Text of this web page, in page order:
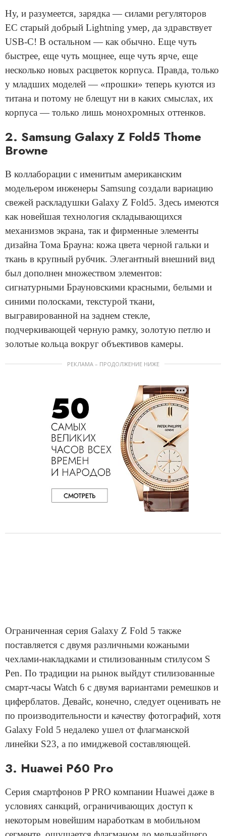
Ну, и разумеется, зарядка — силами регуляторов
ЕС старый добрый Lightning умер, да здравствует
USB-C! В остальном — как обычно. Еще чуть
быстрее, еще чуть мощнее, еще чуть ярче, еще
несколько новых расцветок корпуса. Правда, только
у младших моделей — «прошки» теперь куются из
титана и потому не блещут ни в каких смыслах, их
корпуса — только лишь монохромных оттенков.
2. Samsung Galaxy Z Fold5 Thome
Browne
В коллаборации с именитым американским
модельером инженеры Samsung создали вариацию
свежей раскладушки Galaxy Z Fold5. Здесь имеются
как новейшая технология складывающихся
механизмов экрана, так и фирменные элементы
дизайна Тома Брауна: кожа цвета черной гальки и
ткань в крупный рубчик. Элегантный внешний вид
был дополнен множеством элементов:
сигнатурными Брауновскими красными, белыми и
синими полосками, текстурой ткани,
выгравированной на заднем стекле,
подчеркивающей черную рамку, золотую петлю и
золотые кольца вокруг объективов камеры.
РЕКЛАМА – ПРОДОЛЖЕНИЕ НИЖЕ
Ограниченная серия Galaxy Z Fold 5 также
поставляется с двумя различными кожаными
чехлами-накладками и стилизованным стилусом S
Pen. По традиции на рынок выйдут стилизованные
смарт-часы Watch 6 с двумя вариантами ремешков и
циферблатов. Девайс, конечно, следует оценивать не
по производительности и качеству фотографий, хотя
Galaxy Fold 5 недалеко ушел от флагманской
линейки S23, а по имиджевой составляющей.
3. Huawei P60 Pro
Серия смартфонов P PRO компании Huawei даже в
условиях санкций, ограничивающих доступ к
некоторым новейшим наработкам в мобильном